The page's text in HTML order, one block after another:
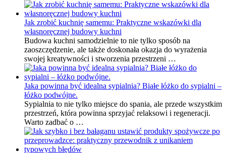
Jak zrobić kuchnię samemu: Praktyczne wskazówki dla
własnoręcznej budowy kuchni
Budowa kuchni samodzielnie to nie tylko sposób na
zaoszczędzenie, ale także doskonała okazja do wyrażenia
swojej kreatywności i stworzenia przestrzeni …
Jaka powinna być idealna sypialnia? Białe łóżko do sypialni –
łóżko podwójne.
Sypialnia to nie tylko miejsce do spania, ale przede wszystkim
przestrzeń, która powinna sprzyjać relaksowi i regeneracji.
Warto zadbać o …